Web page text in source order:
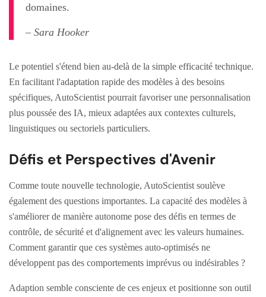
domaines.
– Sara Hooker
Le potentiel s'étend bien au-delà de la simple efficacité technique.
En facilitant l'adaptation rapide des modèles à des besoins
spécifiques, AutoScientist pourrait favoriser une personnalisation
plus poussée des IA, mieux adaptées aux contextes culturels,
linguistiques ou sectoriels particuliers.
Défis et Perspectives d'Avenir
Comme toute nouvelle technologie, AutoScientist soulève
également des questions importantes. La capacité des modèles à
s'améliorer de manière autonome pose des défis en termes de
contrôle, de sécurité et d'alignement avec les valeurs humaines.
Comment garantir que ces systèmes auto-optimisés ne
développent pas des comportements imprévus ou indésirables ?
Adaption semble consciente de ces enjeux et positionne son outil